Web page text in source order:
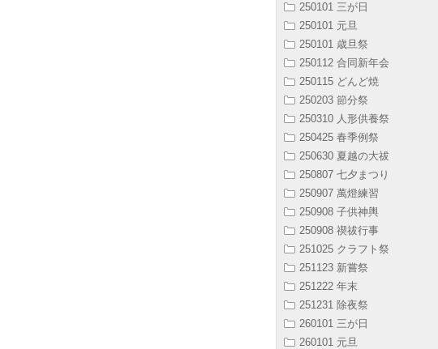
250101 三が日
250101 元旦
250101 歳旦祭
250112 合同新年会
250115 どんど焼
250203 節分祭
250310 人形供養祭
250425 春季例祭
250630 夏越の大祓
250807 七夕まつり
250907 萬燈練習
250908 子供神輿
250908 禊祓行事
251025 クラフト祭
251123 新嘗祭
251222 年末
251231 除夜祭
260101 三が日
260101 元旦